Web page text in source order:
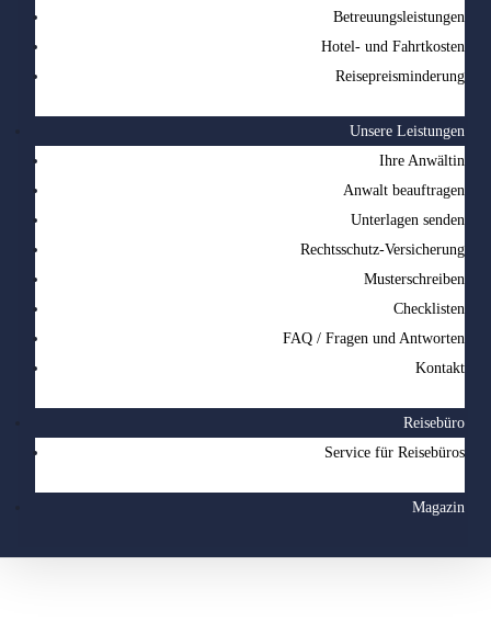
Betreuungsleistungen
Hotel- und Fahrtkosten
Reisepreisminderung
Unsere Leistungen
Ihre Anwältin
Anwalt beauftragen
Unterlagen senden
Rechtsschutz-Versicherung
Musterschreiben
Checklisten
FAQ / Fragen und Antworten
Kontakt
Reisebüro
Service für Reisebüros
Magazin